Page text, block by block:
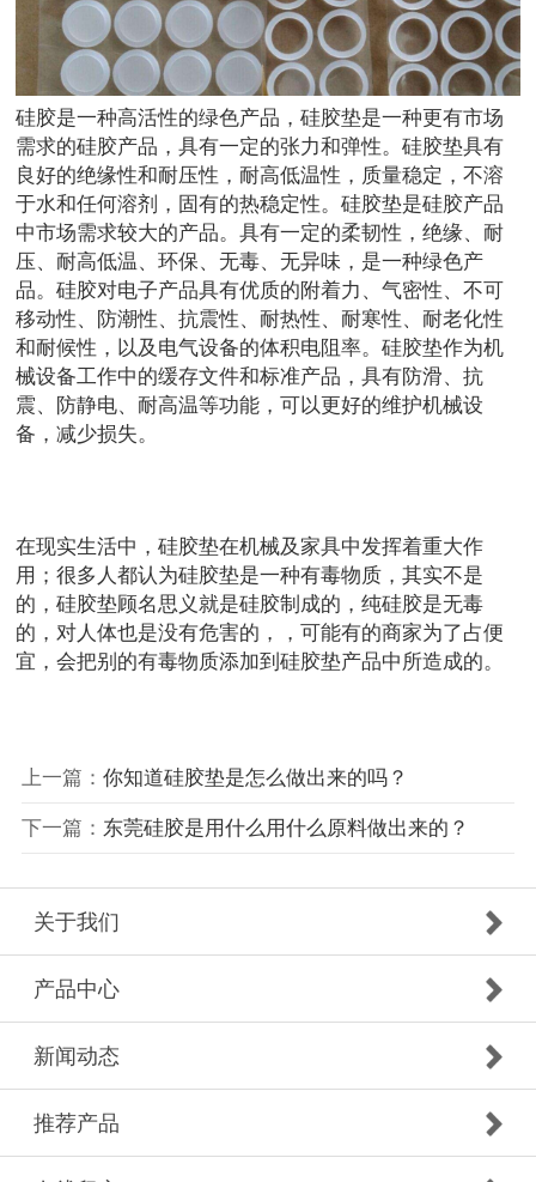
硅胶是一种高活性的绿色产品，硅胶垫是一种更有市场
需求的硅胶产品，具有一定的张力和弹性。硅胶垫具有
良好的绝缘性和耐压性，耐高低温性，质量稳定，不溶
于水和任何溶剂，固有的热稳定性。硅胶垫是硅胶产品
中市场需求较大的产品。具有一定的柔韧性，绝缘、耐
压、耐高低温、环保、无毒、无异味，是一种绿色产
品。硅胶对电子产品具有优质的附着力、气密性、不可
移动性、防潮性、抗震性、耐热性、耐寒性、耐老化性
和耐候性，以及电气设备的体积电阻率。硅胶垫作为机
械设备工作中的缓存文件和标准产品，具有防滑、抗
震、防静电、耐高温等功能，可以更好的维护机械设
备，减少损失。
在现实生活中，硅胶垫在机械及家具中发挥着重大作
用；很多人都认为硅胶垫是一种有毒物质，其实不是
的，硅胶垫顾名思义就是硅胶制成的，纯硅胶是无毒
的，对人体也是没有危害的，，可能有的商家为了占便
宜，会把别的有毒物质添加到硅胶垫产品中所造成的。
上一篇： 你知道硅胶垫是怎么做出来的吗？
下一篇： 东莞硅胶是用什么用什么原料做出来的？
关于我们
产品中心
新闻动态
推荐产品